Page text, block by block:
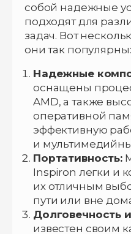
собой надежные
подходят для
задач. Вот
они так популярны:
Надежные
оснащены
AMD, а также
оперативной
эффективную
и
Портативность:
Inspiron легки и
их отличным
пути или вне
Долговечность
известен своим